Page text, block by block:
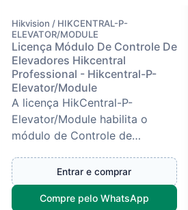
Hikvision / HIKCENTRAL-P-
ELEVATOR/MODULE
Licença Módulo De Controle De
Elevadores Hikcentral
Professional - Hikcentral-P-
Elevator/Module
A licença HikCentral-P-
Elevator/Module habilita o
módulo de Controle de
Professional, permitindo
integrar elevadores...
Entrar e comprar
Compre pelo WhatsApp